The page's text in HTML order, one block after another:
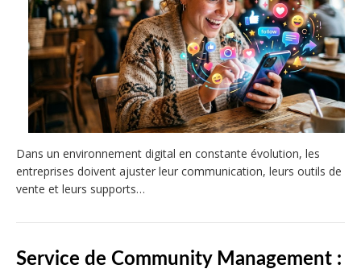
Dans un environnement digital en constante évolution, les
entreprises doivent ajuster leur communication, leurs outils de
vente et leurs supports…
Service de Community Management :